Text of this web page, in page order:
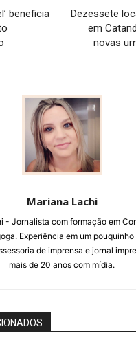
beneficia
Dezessete
em
novas
Mariana Lachi
- Jornalista com formação em
Experiência em um pouquinho
de imprensa e jornal
mais de 20 anos com mídia.